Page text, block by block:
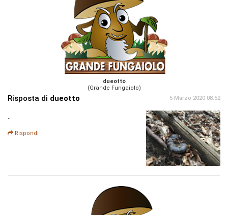
dueotto
(Grande Fungaiolo)
Risposta di dueotto 5 Marzo 2020 08:52
Rispondi